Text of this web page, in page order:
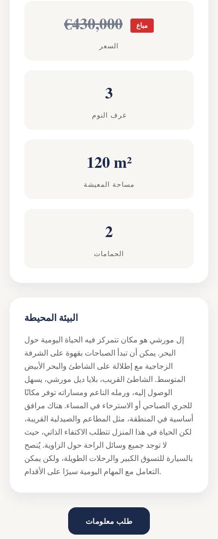
€430,000 مباع
السعر
3
غرف النوم
120 m²
مساحة المعيشة
2
الحمامات
البيئة المحيطة
إل مورشي هو مكان تتمركز فيه الحياة اليومية حول
البحر. يمكن أن تبدأ الصباحات بقهوة على الشرفة
الزجاجية مع إطلالة على الشاطئ والبحر الأبيض
المتوسط. الشاطئ القريب، بلايا ديل مورشي، يسهل
الوصول إليه، ورمله الناعم ومساراته توفر مكانًا
للجري الصباحي أو الاسترخاء في المساء. هناك مرافق
أساسية في المنطقة، مثل المطاعم والصيدلية القريبة،
لكن الحياة في هذا المنزل تتطلب الاكتفاء الذاتي، حيث
لا توجد جميع وسائل الراحة حول الزاوية. يُنصح
بالسيارة للتسوق الكبير والرحلات الطويلة، ولكن يمكن
التعامل مع المهام اليومية سيرًا على الأقدام.
طلب معلومات